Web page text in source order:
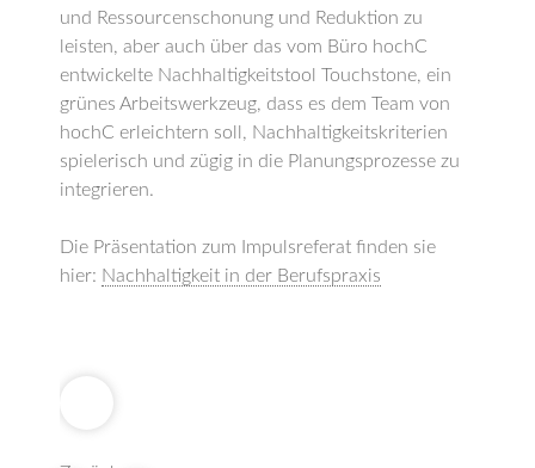
und Ressourcenschonung und Reduktion zu
leisten, aber auch über das vom Büro hochC
entwickelte Nachhaltigkeitstool Touchstone, ein
grünes Arbeitswerkzeug, dass es dem Team von
hochC erleichtern soll, Nachhaltigkeitskriterien
spielerisch und zügig in die Planungsprozesse zu
integrieren.
Die Präsentation zum Impulsreferat finden sie
hier: Nachhaltigkeit in der Berufspraxis